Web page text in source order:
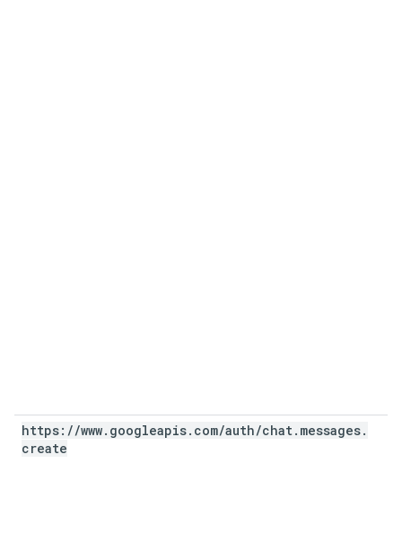
https: //www. googleapis. com/auth/chat. messages.
create